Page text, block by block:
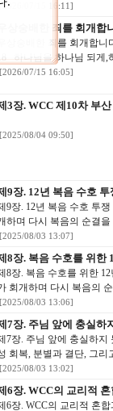
[2026/07/15 16:11]
우상숭배한 죄를 회개합
우상숭배한 죄를 회개합니
하나님을 하나님 되게,
[2026/07/15 16:05]
3장. WCC 제10차 부
[2025/08/04 09:50]
9장. 12년 복음 수호
9장. 12년 복음 수호 투
하며 다시 복음의 순결
[2025/08/03 13:07]
8장. 복음 수호를 위한
8장. 복음 수호를 위한
회개하며 다시 복음의
[2025/08/03 13:06]
7장. 주님 앞에 충실하
7장. 주님 앞에 충실하
회복, 분별과 결단, 그
[2025/08/03 13:02]
6장. WCC의 교리적
6장. WCC의 교리적 혼